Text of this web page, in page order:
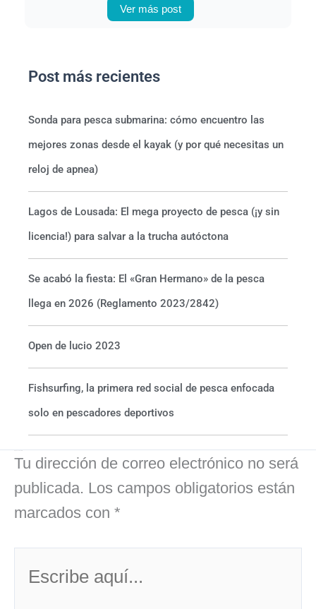
Ver más post
Post más recientes
Sonda para pesca submarina: cómo encuentro las
mejores zonas desde el kayak (y por qué necesitas un
reloj de apnea)
Lagos de Lousada: El mega proyecto de pesca (¡y sin
licencia!) para salvar a la trucha autóctona
Se acabó la fiesta: El «Gran Hermano» de la pesca
llega en 2026 (Reglamento 2023/2842)
Open de lucio 2023
Fishsurfing, la primera red social de pesca enfocada
solo en pescadores deportivos
Tu dirección de correo electrónico no será
publicada. Los campos obligatorios están
marcados con *
aquí...